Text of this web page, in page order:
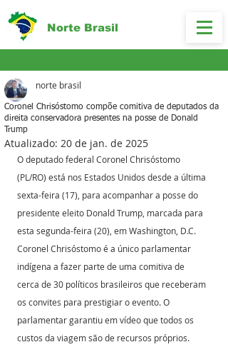
Norte Brasil
Coronel Chrisóstomo compõe comitiva de deputados da
direita conservadora presentes na posse de Donald
Trump
norte brasil
Atualizado: 20 de jan. de 2025
O deputado federal Coronel Chrisóstomo
(PL/RO) está nos Estados Unidos desde a última
sexta-feira (17), para acompanhar a posse do
presidente eleito Donald Trump, marcada para
esta segunda-feira (20), em Washington, D.C.
Coronel Chrisóstomo é a único parlamentar
indígena a fazer parte de uma comitiva de
cerca de 30 políticos brasileiros que receberam
os convites para prestigiar o evento. O
parlamentar garantiu em vídeo que todos os
custos da viagem são de recursos próprios.